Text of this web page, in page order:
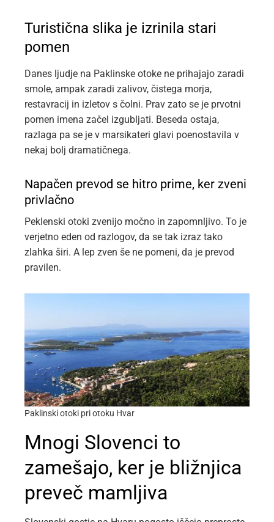
Turistična slika je izrinila stari
pomen
Danes ljudje na Paklinske otoke ne prihajajo zaradi
smole, ampak zaradi zalivov, čistega morja,
restavracij in izletov s čolni. Prav zato se je prvotni
pomen imena začel izgubljati. Beseda ostaja,
razlaga pa se je v marsikateri glavi poenostavila v
nekaj bolj dramatičnega.
Napačen prevod se hitro prime, ker zveni
privlačno
Peklenski otoki zvenijo močno in zapomnljivo. To je
verjetno eden od razlogov, da se tak izraz tako
zlahka širi. A lep zven še ne pomeni, da je prevod
pravilen.
Paklinski otoki pri otoku Hvar
Mnogi Slovenci to
zamešajo, ker je bližnjica
preveč mamljiva